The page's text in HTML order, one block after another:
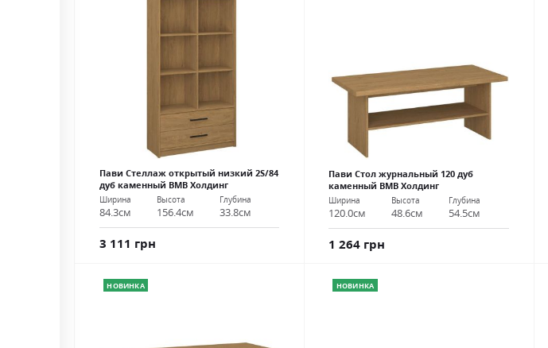
Пави Стеллаж открытый низкий 2S/84
дуб каменный ВМВ Холдинг
Ширина
84.3см
Высота
156.4см
Глубина
33.8см
3 111 грн
Пави Стол журнальный 120 дуб
каменный ВМВ Холдинг
Ширина
120.0см
Высота
48.6см
Глубина
54.5см
1 264 грн
НОВИНКА НОВИНКА